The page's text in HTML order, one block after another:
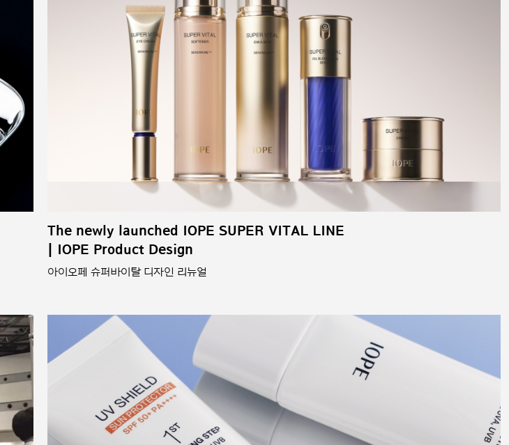
The newly launched IOPE SUPER VITAL LINE
| IOPE Product Design
아이오페 슈퍼바이탈 디자인 리뉴얼